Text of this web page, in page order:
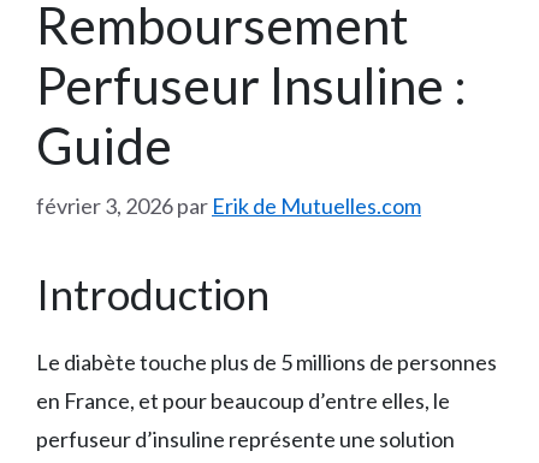
Remboursement
Perfuseur Insuline :
Guide
février 3, 2026par Erik de Mutuelles.com
Introduction
Le diabète touche plus de 5 millions de personnes
en France, et pour beaucoup d’entre elles, le
perfuseur d’insuline représente une solution